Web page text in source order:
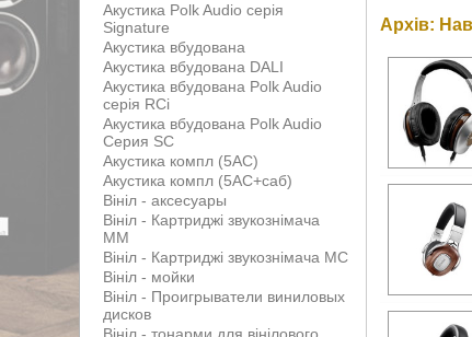
Акустика Polk Audio серія
Signature
Акустика вбудована
Акустика вбудована DALI
Акустика вбудована Polk Audio
серія RCi
Акустика вбудована Polk Audio
Серия SC
Акустика компл (5АС)
Акустика компл (5АС+саб)
Вініл - аксесуары
Вініл - Картриджі звукознімача
MM
Вініл - Картриджі звукознімача MС
Вініл - мойки
Вініл - Проигрыватели виниловых
дисков
Архів: